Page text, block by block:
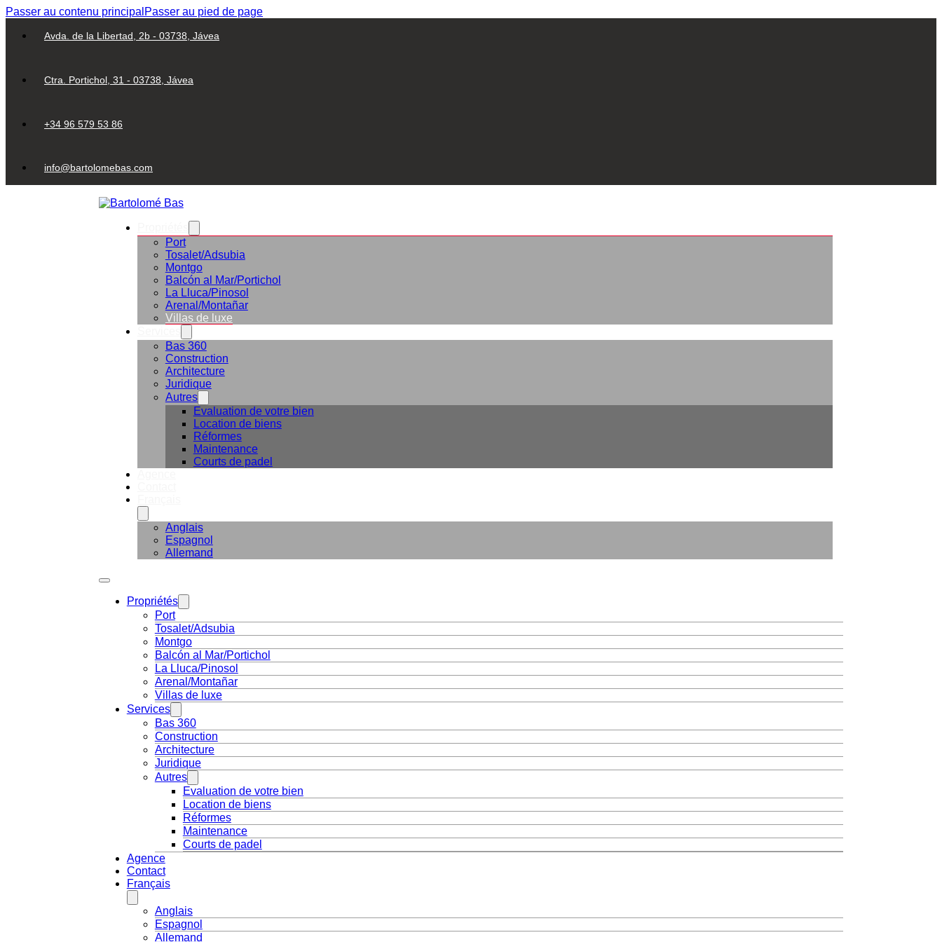
Passer au contenu principal Passer au pied de page
Avda. de la Libertad, 2b - 03738, Jávea
Ctra. Portichol, 31 - 03738, Jávea
+34 96 579 53 86
info@bartolomebas.com
Port
Tosalet/Adsubia
Montgo
Balcón al Mar/Portichol
La Lluca/Pinosol
Arenal/Montañar
Villas de luxe
Bas 360
Construction
Architecture
Juridique
Autres
Evaluation de votre bien
Location de biens
Réformes
Maintenance
Courts de padel
Anglais
Espagnol
Allemand
Propriétés
Port
Tosalet/Adsubia
Montgo
Balcón al Mar/Portichol
La Lluca/Pinosol
Arenal/Montañar
Villas de luxe
Services
Bas 360
Construction
Architecture
Juridique
Autres
Evaluation de votre bien
Location de biens
Réformes
Maintenance
Courts de padel
Agence
Contact
Français
Anglais
Espagnol
Allemand